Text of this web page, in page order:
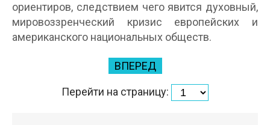
ориентиров, следствием чего явится духовный,
мировоззренческий кризис европейских и
американского национальных обществ.
ВПЕРЕД
Перейти на страницу: